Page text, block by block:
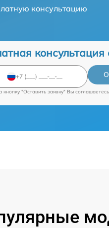
консультацию
"Оставить заявку" Вы